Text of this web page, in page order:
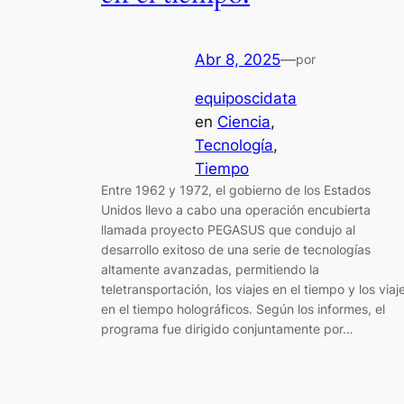
Abr 8, 2025—por
equiposcidata
en Ciencia
Tecnología
Tiempo
Entre 1962 y 1972, el gobierno de los Estados
Unidos llevo a cabo una operación encubierta
llamada proyecto PEGASUS que condujo al
desarrollo exitoso de una serie de tecnologías
altamente avanzadas, permitiendo la
teletransportación, los viajes en el tiempo y los
en el tiempo holográficos. Según los informes, el
programa fue dirigido conjuntamente por…